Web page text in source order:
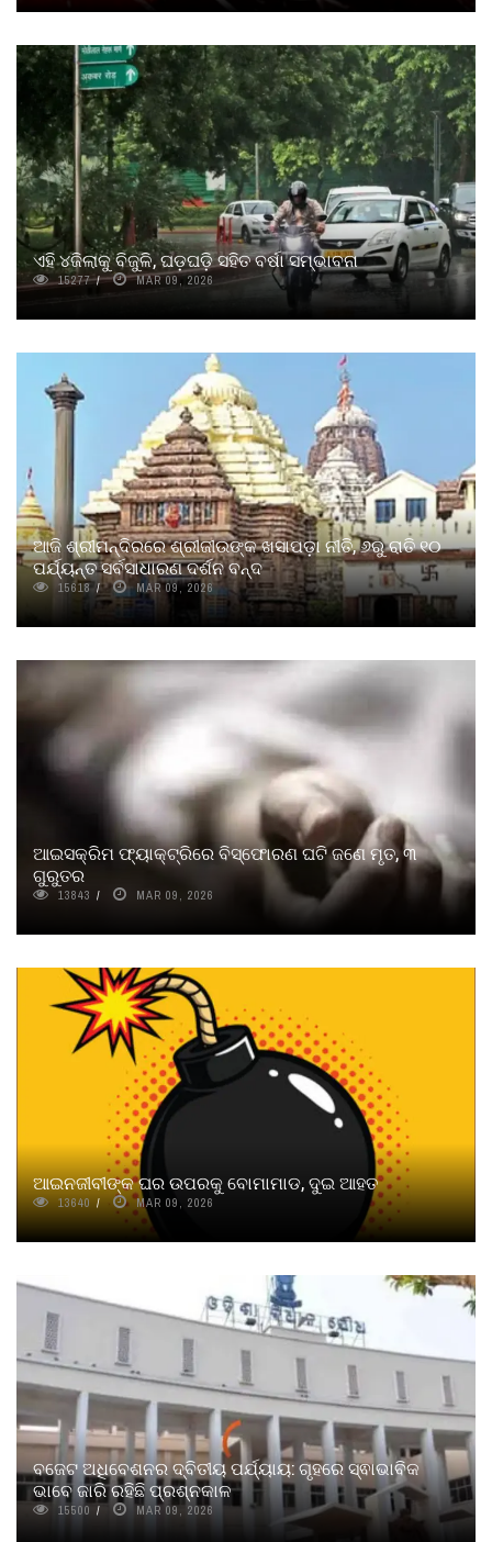
ଏହି ୪ଜିଲାକୁ ବିଜୁଳି, ଘଡ଼ଘଡ଼ି ସହିତ ବର୍ଷା ସମ୍ଭାବନା
15277 MAR 09, 2026
ଆଜି ଶ୍ରୀମନ୍ଦିରରେ ଶ୍ରୀଜୀଉଙ୍କ ଖସାପଡ଼ା ନୀତି, ୬ରୁ ରାତି ୧୦
ପର୍ଯ୍ୟନ୍ତ ସର୍ବସାଧାରଣ ଦର୍ଶନ ବନ୍ଦ
15618 MAR 09, 2026
ଆଇସକ୍ରିମ ଫ୍ୟାକ୍ଟ୍ରିରେ ବିସ୍ଫୋରଣ ଘଟି ଜଣେ ମୃତ, ୩
ଗୁରୁତର
13843 MAR 09, 2026
ଆଇନଜୀବୀଙ୍କ ଘର ଉପରକୁ ବୋମାମାଡ, ଦୁଇ ଆହତ
13640 MAR 09, 2026
ବଜେଟ ଅଧିବେଶନର ଦ୍ବିତୀୟ ପର୍ଯ୍ୟାୟ: ଗୃହରେ ସ୍ଵାଭାବିକ
ଭାବେ ଜାରି ରହିଛି ପ୍ରଶ୍ନକାଳ
15500 MAR 09, 2026